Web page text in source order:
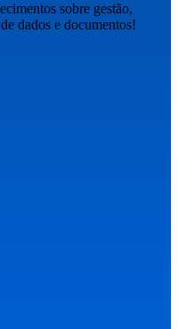
sobre gestão,
dados e documentos!